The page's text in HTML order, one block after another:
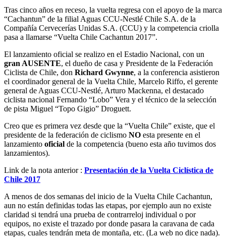
Tras cinco años en receso, la vuelta regresa con el apoyo de la marca
“Cachantun” de la filial Aguas CCU-Nestlé Chile S.A. de la
Compañía Cervecerías Unidas S.A. (CCU) y la competencia criolla
pasa a llamarse “Vuelta Chile Cachantun 2017”.
El lanzamiento oficial se realizo en el Estadio Nacional, con un
gran AUSENTE, el dueño de casa y Presidente de la Federación
Ciclista de Chile, don Richard Gwynne, a la conferencia asistieron
el coordinador general de la Vuelta Chile, Marcelo Riffo, el gerente
general de Aguas CCU-Nestlé, Arturo Mackenna, el destacado
ciclista nacional Fernando “Lobo” Vera y el técnico de la selección
de pista Miguel “Topo Gigio” Droguett.
Creo que es primera vez desde que la “Vuelta Chile” existe, que el
presidente de la federación de ciclismo NO esta presente en el
lanzamiento oficial de la competencia (bueno esta año tuvimos dos
lanzamientos).
Link de la nota anterior : Presentación de la Vuelta Ciclística de
Chile 2017
A menos de dos semanas del inicio de la Vuelta Chile Cachantun,
aun no están definidas todas las etapas, por ejemplo aun no existe
claridad si tendrá una prueba de contrarreloj individual o por
equipos, no existe el trazado por donde pasara la caravana de cada
etapas, cuales tendrán meta de montaña, etc. (La web no dice nada).